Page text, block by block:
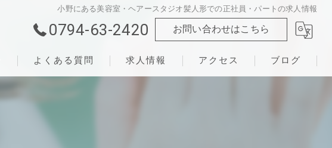
小野にある美容室・ヘアースタジオ髪人形での正社員・パートの求人情報
0794-63-2420 お問い合わせはこちら
よくある質問 求人情報 アクセス ブログ